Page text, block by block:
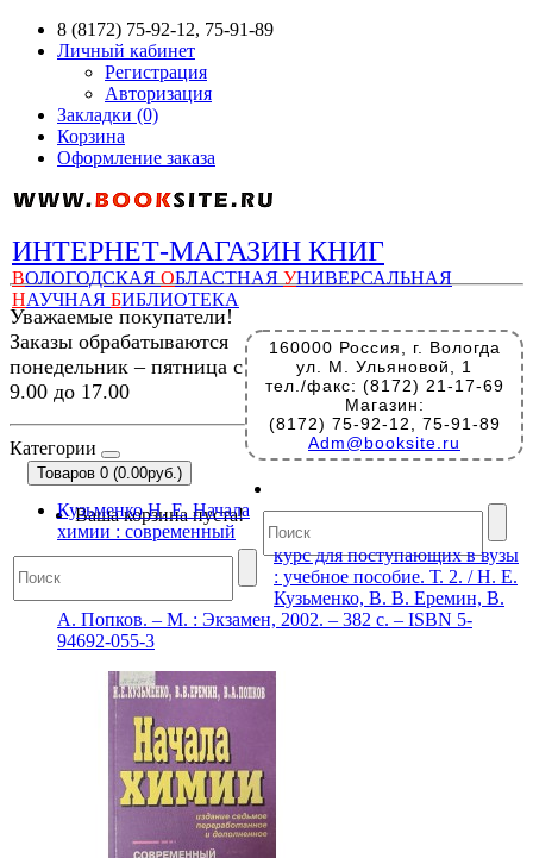
8 (8172) 75-92-12, 75-91-89
Личный кабинет
Регистрация
Авторизация
Закладки (0)
Корзина
Оформление заказа
ИНТЕРНЕТ-МАГАЗИН КНИГ
ВОЛОГОДСКАЯ ОБЛАСТНАЯ УНИВЕРСАЛЬНАЯ
НАУЧНАЯ БИБЛИОТЕКА
160000 Россия, г. Вологда
ул. М. Ульяновой, 1
тел./факс: (8172) 21-17-69
Магазин:
(8172) 75-92-12, 75-91-89
Adm@booksite.ru
Уважаемые покупатели!
Заказы обрабатываются
понедельник – пятница с
9.00 до 17.00
Категории
Товаров 0 (0.00руб.)
Ваша корзина пуста!
Кузьменко Н. Е. Начала
химии : современный
курс для поступающих в вузы
: учебное пособие. Т. 2. / Н. Е.
Кузьменко, В. В. Еремин, В.
А. Попков. – М. : Экзамен, 2002. – 382 с. – ISBN 5-
94692-055-3